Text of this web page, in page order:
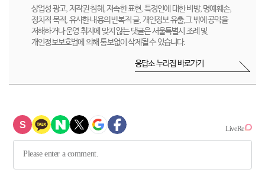
상업성 광고, 저작권 침해, 저속한 표현, 특정인에 대한 비방, 명예훼손,
정치적 목적, 유사한 내용의 반복적 글, 개인정보 유출,그 밖에 공익을
저해하거나 운영 취지에 맞지 않는 댓글은 서울특별시 조례 및
개인정보보호법에 의해 통보없이 삭제될 수 있습니다.
응답소 누리집 바로가기